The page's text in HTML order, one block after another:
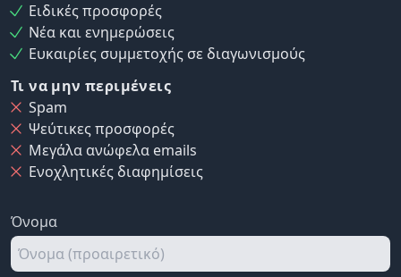
Ειδικές προσφορές
Νέα και ενημερώσεις
Ευκαιρίες συμμετοχής σε διαγωνισμούς
Τι να μην περιμένεις
Spam
Ψεύτικες προσφορές
Μεγάλα ανώφελα emails
Ενοχλητικές διαφημίσεις
Όνομα